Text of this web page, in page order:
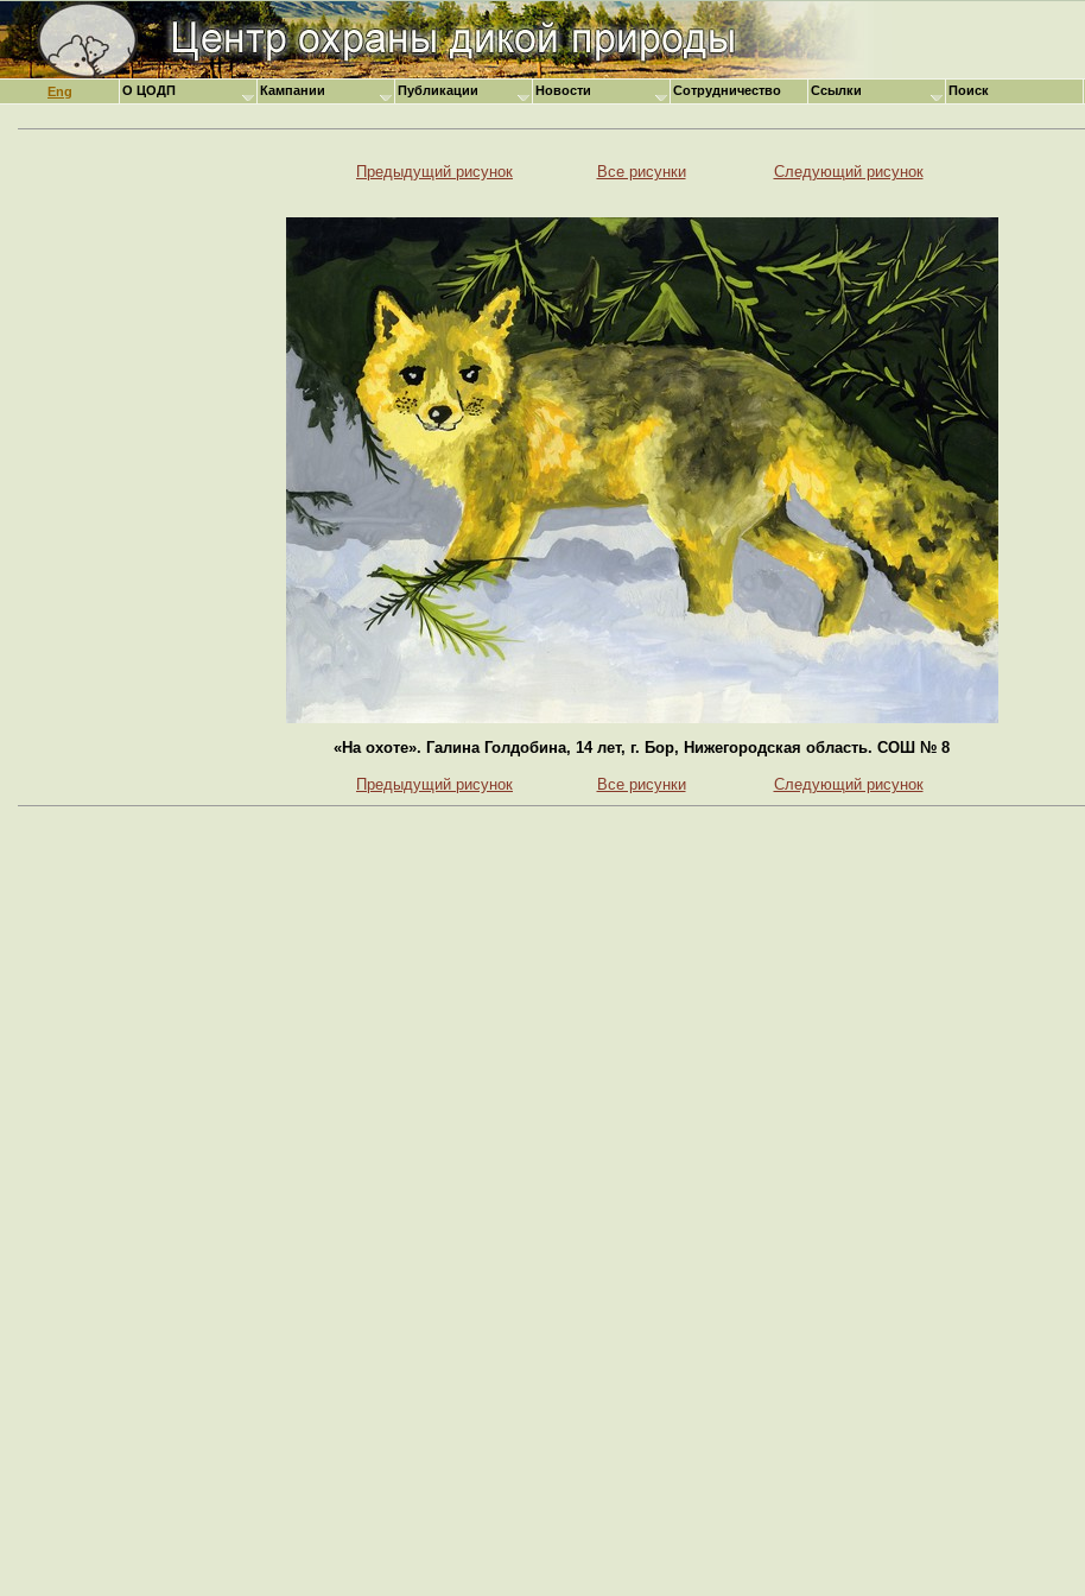
Eng
Предыдущий рисунок Все рисунки Следующий рисунок
«На охоте». Галина Голдобина, 14 лет, г. Бор, Нижегородская область. СОШ № 8
Предыдущий рисунок Все рисунки Следующий рисунок
О ЦОДП Кампании Публикации Новости Сотрудничество Ссылки Поиск